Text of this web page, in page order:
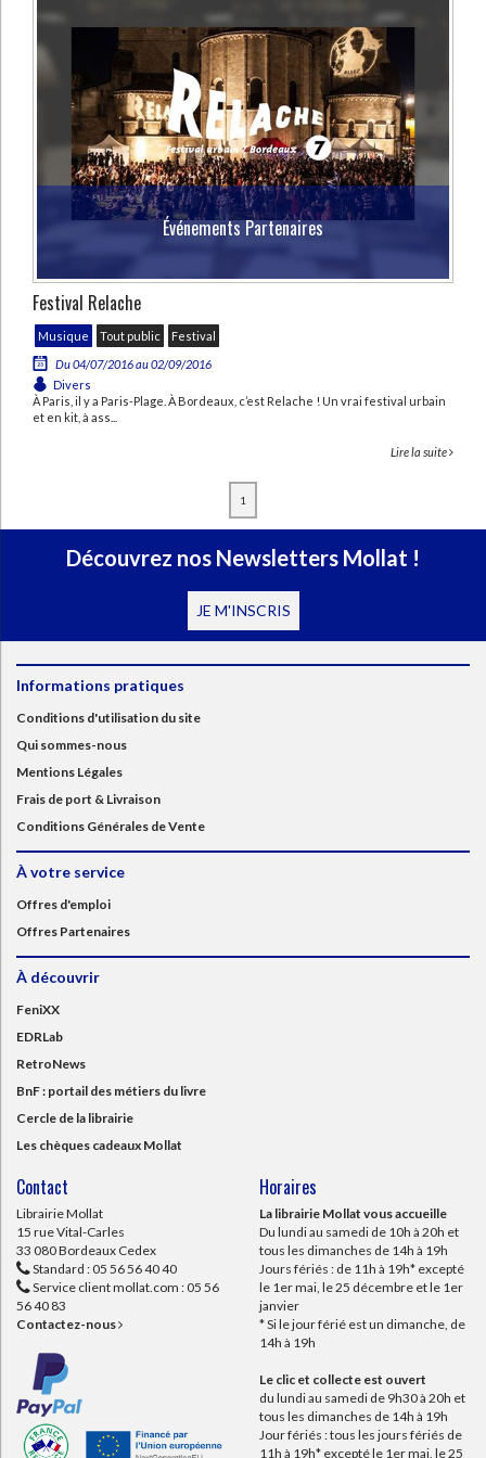
Événements Partenaires
Festival Relache
Musique Tout public
Festival
Du 04/07/2016 au 02/09/2016
Divers
À Paris, il y a Paris-Plage. À Bordeaux, c’est Relache ! Un vrai festival urbain
et en kit, à ass...
Lire la suite
1
Découvrez nos Newsletters Mollat !
JE M'INSCRIS
Informations pratiques
Conditions d'utilisation du site
Qui sommes-nous
Mentions Légales
Frais de port & Livraison
Conditions Générales de Vente
À votre service
Offres d'emploi
Offres Partenaires
À découvrir
FeniXX
EDRLab
RetroNews
BnF : portail des métiers du livre
Cercle de la librairie
Les chèques cadeaux Mollat
Contact
Librairie Mollat
15 rue Vital-Carles
33 080 Bordeaux Cedex
Standard : 05 56 56 40 40
Service client mollat.com : 05 56
56 40 83
Contactez-nous
Horaires
La librairie Mollat vous accueille
Du lundi au samedi de 10h à 20h et
tous les dimanches de 14h à 19h
Jours fériés : de 11h à 19h* excepté
le 1er mai, le 25 décembre et le 1er
janvier
* Si le jour férié est un dimanche, de
14h à 19h
Le clic et collecte est ouvert
du lundi au samedi de 9h30 à 20h et
tous les dimanches de 14h à 19h
Jour fériés : tous les jours fériés de
11h à 19h* excepté le 1er mai, le 25